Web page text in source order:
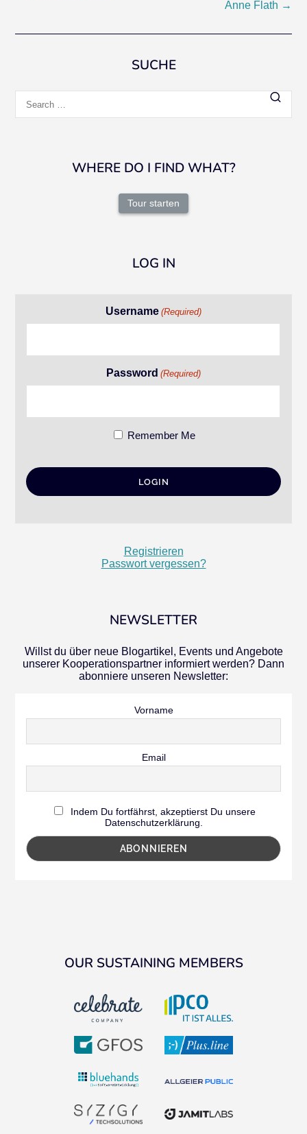
Anne Flath →
SUCHE
for:
WHERE DO I FIND WHAT?
Tour starten
LOG IN
Username (Required)
Password (Required)
Remember Me
Registrieren
Passwort vergessen?
NEWSLETTER
Willst du über neue Blogartikel, Events und Angebote
unserer Kooperationspartner informiert werden? Dann
abonniere unseren Newsletter:
Vorname
Email
Indem Du fortfährst, akzeptierst Du unsere
Datenschutzerklärung.
OUR SUSTAINING MEMBERS